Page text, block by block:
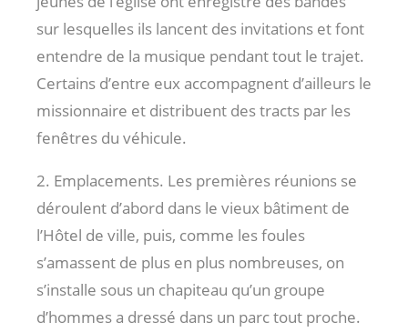
sur lesquelles ils lancent des invitations et font
entendre de la musique pendant tout le trajet.
Certains d’entre eux accompagnent d’ailleurs le
missionnaire et distribuent des tracts par les
fenêtres du véhicule.
2. Emplacements. Les premières réunions se
déroulent d’abord dans le vieux bâtiment de
l’Hôtel de ville, puis, comme les foules
s’amassent de plus en plus nombreuses, on
s’installe sous un chapiteau qu’un groupe
d’hommes a dressé dans un parc tout proche.